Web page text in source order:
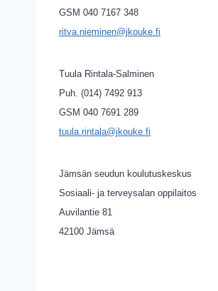
GSM 040 7167 348
ritva.nieminen@jkouke.fi
Tuula Rintala-Salminen
Puh. (014) 7492 913
GSM 040 7691 289
tuula.rintala@jkouke.fi
Jämsän seudun koulutuskeskus
Sosiaali- ja terveysalan oppilaitos
Auvilantie 81
42100 Jämsä